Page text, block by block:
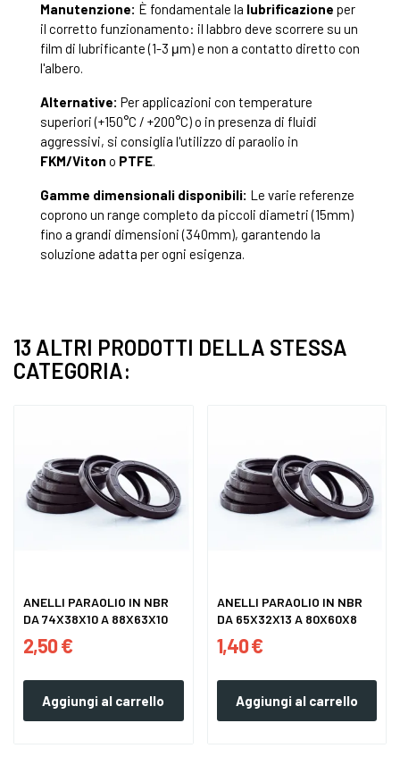
Manutenzione: È fondamentale la lubrificazione per
il corretto funzionamento: il labbro deve scorrere su un
film di lubrificante (1-3 μm) e non a contatto diretto con
l'albero.
Alternative: Per applicazioni con temperature
superiori (+150°C / +200°C) o in presenza di fluidi
aggressivi, si consiglia l'utilizzo di paraolio in
FKM/Viton o PTFE.
Gamme dimensionali disponibili: Le varie referenze
coprono un range completo da piccoli diametri (15mm)
fino a grandi dimensioni (340mm), garantendo la
soluzione adatta per ogni esigenza.
13 ALTRI PRODOTTI DELLA STESSA
CATEGORIA:
ANELLI PARAOLIO IN NBR
DA 74X38X10 A 88X63X10
2,50 €
Aggiungi al carrello
ANELLI PARAOLIO IN NBR
DA 65X32X13 A 80X60X8
1,40 €
Aggiungi al carrello